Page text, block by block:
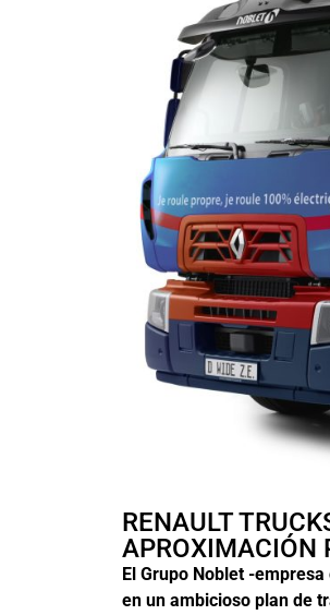
RENAULT
APROXIMACIÓN
El Grupo Noblet -
en un ambicioso plan de